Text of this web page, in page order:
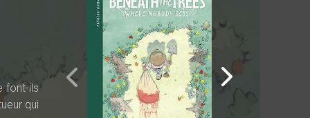
font-ils
qui